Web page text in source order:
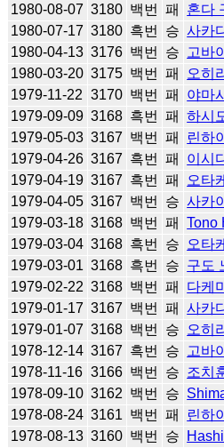
1980-08-07 3180 백번 패 혼다
1980-07-17 3180 흑번 승 사카
1980-04-13 3176 백번 승 고바
1980-03-20 3175 백번 패 오히
1979-11-22 3170 백번 패 야마
1979-09-09 3168 흑번 패 하시
1979-05-03 3167 백번 패 린하
1979-04-26 3167 흑번 패 이시
1979-04-19 3167 흑번 패 오타
1979-04-05 3167 백번 승 사카
1979-03-18 3168 백번 패 Tono
1979-03-04 3168 흑번 승 오타
1979-03-01 3168 흑번 승 구도
1979-02-22 3168 백번 패 다케
1979-01-17 3167 백번 패 사카
1979-01-07 3168 백번 승 오히
1978-12-14 3167 흑번 승 고바
1978-11-16 3166 백번 승 조치
1978-09-10 3162 백번 승
1978-08-24 3161 백번 패 린하
1978-08-13 3160 백번 승